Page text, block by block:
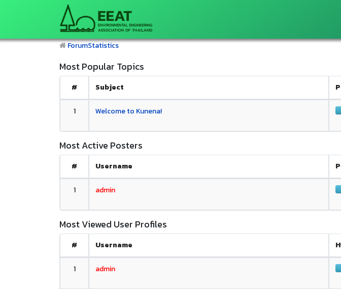
ForumStatistics
Most Popular Topics
# Subject
1 Welcome to Kunena!
Most Active Posters
# Username
1 admin
Most Viewed User Profiles
# Username
1 admin